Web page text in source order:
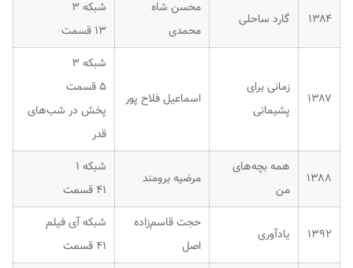
۱۳۸۴ گارد ساحلی
محسن شاه
محمدی
شبکه ۳
۱۳ قسمت
۱۳۸۷
زمانی برای
پشیمانی
اسماعیل فلاح پور
شبکه ۳
۵ قسمت
پخش در شب‌های
قدر
۱۳۸۸
همه بچه‌های
من
مرضیه برومند
شبکه ۱
۴۱ قسمت
۱۳۹۲ یادآوری
حجت قاسم‌زاده
اصل
شبکه آی فیلم
۴۱ قسمت